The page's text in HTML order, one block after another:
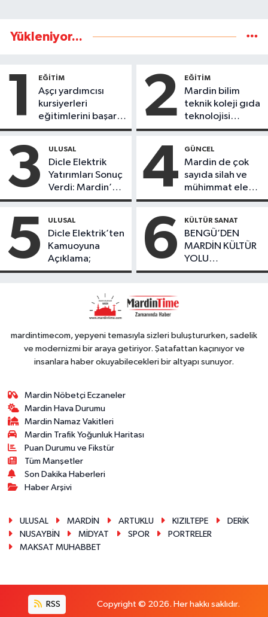
Yükleniyor...
1 EĞİTİM
Aşçı yardımcısı
kursiyerleri
eğitimlerini başarı
ile tamamladı
2 EĞİTİM
Mardin bilim
teknik koleji gıda
teknolojisi
öğrencileri
ürünlerini satarak
köydeki
çoçuklara kitap
desteğinde
bulundu
3 ULUSAL
Dicle Elektrik
Yatırımları Sonuç
Verdi: Mardin’de
Kayıp Kaçak
Düşüş
4 GÜNCEL
Mardin de çok
sayıda silah ve
mühimmat ele
geçirildi
5 ULUSAL
Dicle Elektrik’ten
Kamuoyuna
Açıklama;
6 KÜLTÜR SANAT
BENGÜ’DEN
MARDİN KÜLTÜR
YOLU
FESTIVALİ’NDE
mardintimecom, yepyeni temasıyla sizleri buluştururken, sadelik
ve modernizmi bir araya getiriyor. Şatafattan kaçınıyor ve
insanlara haber okuyabilecekleri bir altyapı sunuyor.
Mardin Nöbetçi Eczaneler
Mardin Hava Durumu
Mardin Namaz Vakitleri
Mardin Trafik Yoğunluk Haritası
Puan Durumu ve Fikstür
Tüm Manşetler
Son Dakika Haberleri
Haber Arşivi
ULUSAL MARDİN ARTUKLU KIZILTEPE
DERİK
NUSAYBİN
MİDYAT SPOR
PORTRELER
MAKSAT MUHABBET
RSS Copyright © 2026. Her hakkı saklıdır.